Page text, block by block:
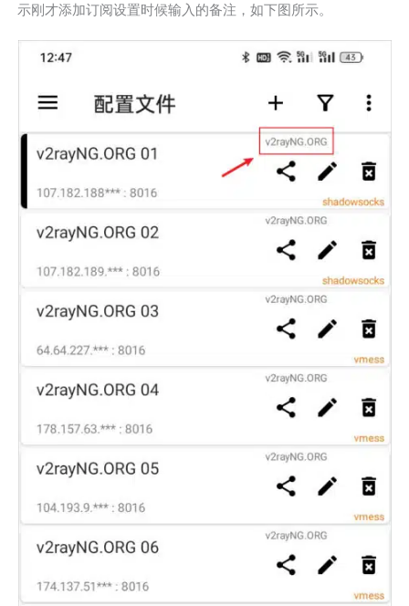
示刚才添加订阅设置时候输入的备注，如下图所示。